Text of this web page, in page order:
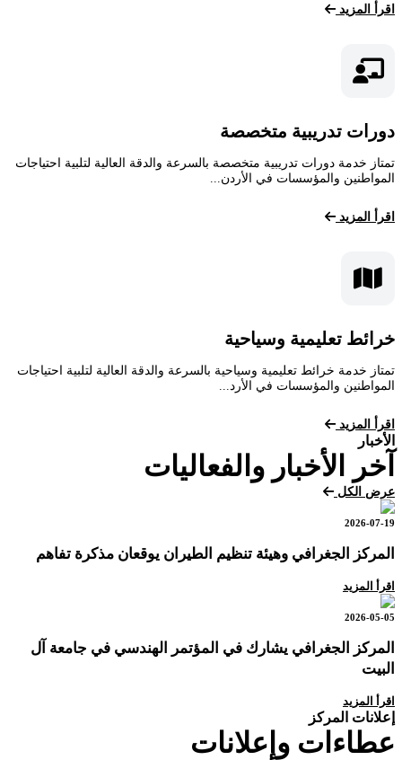
اقرأ المزيد
دورات تدريبية متخصصة
تمتاز خدمة دورات تدريبية متخصصة بالسرعة والدقة العالية لتلبية احتياجات
المواطنين والمؤسسات في الأردن...
اقرأ المزيد
خرائط تعليمية وسياحية
تمتاز خدمة خرائط تعليمية وسياحية بالسرعة والدقة العالية لتلبية احتياجات
المواطنين والمؤسسات في الأرد...
اقرأ المزيد
الأخبار
آخر الأخبار والفعاليات
عرض الكل
2026-07-19
المركز الجغرافي وهيئة تنظيم الطيران يوقعان مذكرة تفاهم
اقرأ المزيد
2026-05-05
المركز الجغرافي يشارك في المؤتمر الهندسي في جامعة آل
البيت
اقرأ المزيد
إعلانات المركز
عطاءات وإعلانات